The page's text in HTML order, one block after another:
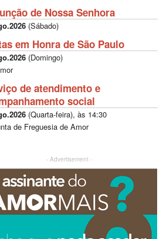
de Nossa Senhora
(Sábado)
em Honra de São Paulo
(Domingo)
de atendimento e
social
(Quarta-feira), às 14:30
de Freguesia de Amor
- Advertisement -